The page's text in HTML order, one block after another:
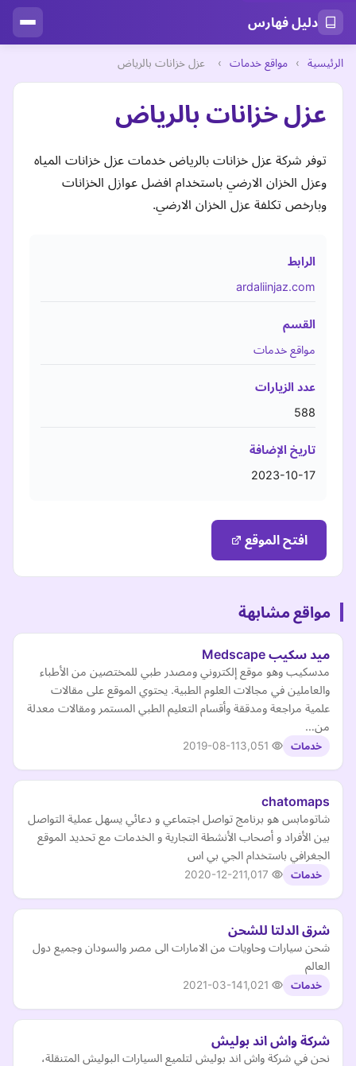
دليل فهارس
الرئيسية › مواقع خدمات › عزل خزانات بالرياض
عزل خزانات بالرياض
توفر شركة عزل خزانات بالرياض خدمات عزل خزانات المياه
وعزل الخزان الارضي باستخدام افضل عوازل الخزانات
وبارخص تكلفة عزل الخزان الارضي.
الرابط
ardaliinjaz.com
القسم
مواقع خدمات
عدد الزيارات
588
تاريخ الإضافة
2023-10-17
افتح الموقع
مواقع مشابهة
ميد سكيب Medscape
مدسكيب وهو موقع إلكتروني ومصدر طبي للمختصين من الأطباء
والعاملين في مجالات العلوم الطبية. يحتوي الموقع على مقالات
علمية مراجعة ومدققة وأقسام التعليم الطبي المستمر ومقالات معدلة
من…
خدمات 2019-08-11
chatomaps
شاتومابس هو برنامج تواصل اجتماعي و دعائي يسهل عملية التواصل
بين الأفراد و أصحاب الأنشطة التجارية و الخدمات مع تحديد الموقع
الجغرافي باستخدام الجي بي اس
خدمات 2020-12-21
شرق الدلتا للشحن
شحن سيارات وحاويات من الامارات الى مصر والسودان وجميع دول
العالم
خدمات 2021-03-14
شركة واش اند بوليش
نحن في شركة واش اند بوليش لتلميع السيارات البوليش المتنقلة،